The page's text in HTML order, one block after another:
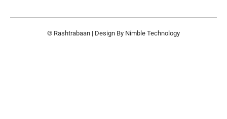
© Rashtrabaan | Design By Nimble Technology